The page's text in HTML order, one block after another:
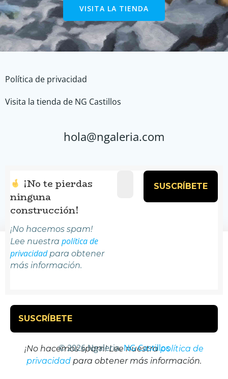
¡No te pierdas ninguna construcción!
¡No hacemos spam! Lee nuestrapolítica de
privacidad para obtener más información.
VISITA LA TIENDA
Política de privacidad
Visita la tienda de NG Castillos
hola@ngaleria.com
¡No te pierdas
ninguna
construcción!
¡No hacemos spam!
Lee nuestra política de
privacidadpara obtener
más información.
© 2026 Ngaleria.NG Castillos